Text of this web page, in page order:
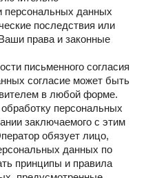
персональных данных
последствия или
права и законные
письменного согласия
согласие может быть
в любой форме.
персональных
заключаемого с этим
обязует лицо,
данных по
принципы и правила